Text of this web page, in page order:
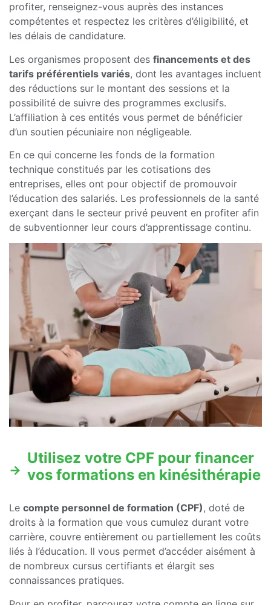
profiter, renseignez-vous auprès des instances
compétentes et respectez les critères d’éligibilité, et
les délais de candidature.
Les organismes proposent des financements et des
tarifs préférentiels variés, dont les avantages incluent
des réductions sur le montant des sessions et la
possibilité de suivre des programmes exclusifs.
L’affiliation à ces entités vous permet de bénéficier
d’un soutien pécuniaire non négligeable.
En ce qui concerne les fonds de la formation
technique constitués par les cotisations des
entreprises, elles ont pour objectif de promouvoir
l’éducation des salariés. Les professionnels de la santé
exerçant dans le secteur privé peuvent en profiter afin
de subventionner leur cours d’apprentissage continu.
Utilisez votre CPF pour financer
vos formations en kinésithérapie
Le compte personnel de formation (CPF), doté de
droits à la formation que vous cumulez durant votre
carrière, couvre entièrement ou partiellement les coûts
liés à l’éducation. Il vous permet d’accéder aisément à
de nombreux cursus certifiants et élargit ses
connaissances pratiques.